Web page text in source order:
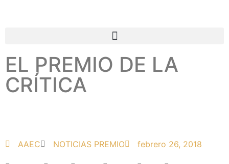
EL PREMIO DE LA
CRÍTICA
AAEC NOTICIAS PREMIO febrero 26, 2018